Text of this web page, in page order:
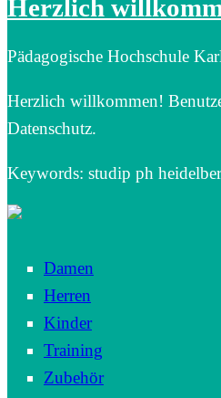
Herzlich
Pädagogische Hochschule
Herzlich willkommen!
Datenschutz.
Keywords: studip ph
Damen
Herren
Kinder
Training
Zubehör